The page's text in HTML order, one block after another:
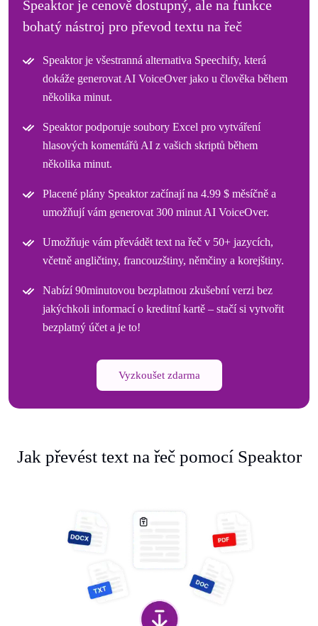
Speaktor je cenově dostupný, ale na funkce
bohatý nástroj pro převod textu na řeč
Speaktor je všestranná alternativa Speechify, která
dokáže generovat AI VoiceOver jako u člověka během
několika minut.
Speaktor podporuje soubory Excel pro vytváření
hlasových komentářů AI z vašich skriptů během
několika minut.
Placené plány Speaktor začínají na 4.99 $ měsíčně a
umožňují vám generovat 300 minut AI VoiceOver.
Umožňuje vám převádět text na řeč v 50+ jazycích,
včetně angličtiny, francouzštiny, němčiny a korejštiny.
Nabízí 90minutovou bezplatnou zkušební verzi bez
jakýchkoli informací o kreditní kartě – stačí si vytvořit
bezplatný účet a je to!
Vyzkoušet zdarma
Jak převést text na řeč pomocí Speaktor